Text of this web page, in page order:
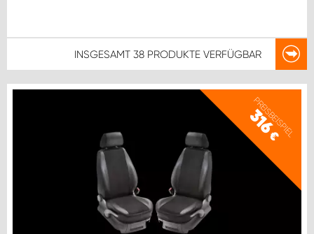
INSGESAMT 38 PRODUKTE VERFÜGBAR
PREISBEISPIEL
316
€